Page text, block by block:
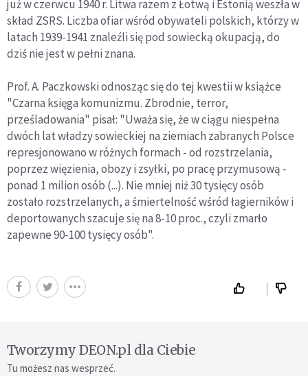
już w czerwcu 1940 r. Litwa razem z Łotwą i Estonią weszła w
skład ZSRS. Liczba ofiar wśród obywateli polskich, którzy w
latach 1939-1941 znaleźli się pod sowiecką okupacją, do
dziś nie jest w pełni znana.
Prof. A. Paczkowski odnosząc się do tej kwestii w książce
"Czarna księga komunizmu. Zbrodnie, terror,
prześladowania" pisał: "Uważa się, że w ciągu niespełna
dwóch lat władzy sowieckiej na ziemiach zabranych Polsce
represjonowano w różnych formach - od rozstrzelania,
poprzez więzienia, obozy i zsyłki, po pracę przymusową -
ponad 1 milion osób (...). Nie mniej niż 30 tysięcy osób
zostało rozstrzelanych, a śmiertelność wśród łagierników i
deportowanych szacuje się na 8-10 proc., czyli zmarło
zapewne 90-100 tysięcy osób".
Tworzymy DEON.pl dla Ciebie
Tu możesz nas wesprzeć.